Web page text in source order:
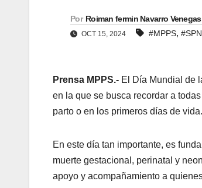
Por Roiman fermin Navarro Venegas
OCT 15, 2024 #MPPS,
Prensa MPPS.- El Día Mundial de
en la que se busca recordar a
parto o en los primeros días de vida.
En este día tan importante, es
muerte gestacional, perinatal y
apoyo y acompañamiento a